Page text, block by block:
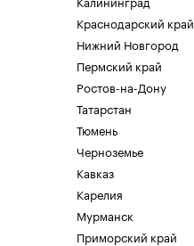
Краснодарский край
Нижний Новгород
Пермский край
Ростов-на-Дону
Татарстан
Тюмень
Черноземье
Кавказ
Карелия
Мурманск
Приморский край